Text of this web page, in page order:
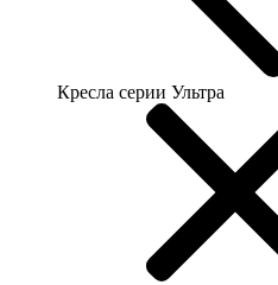
Кресла серии Ультра